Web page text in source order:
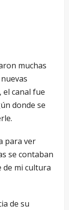
muchas
el canal fue
donde se
para ver
se contaban
de mi cultura
de su